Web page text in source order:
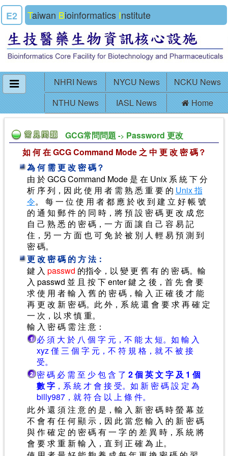
E2 Taiwan Bioinformatics Institute
NHRI News NYCU News
NCKU News
NTHU News
IASL News Home
GCG常問問題 -> Password 更改
如 何 在 GCG Command Mode 之 中 更 改 密 碼？
為 何 需 更 改 密 碼？
由 於 GCG Command Mode 是 在 Unix 系 統 下 分
析 序 列，因 此 使 用 者 需 熟 悉 重 要 的 Unix 指
令。 每 一 位 使 用 者 都 應 於 收 到 建 立 好 帳 號
的 通 知 郵 件 的 同 時，將 預 設 密 碼 更 改 成 您
自 己 熟 悉 的 密 碼，一 方 面 讓 自 己 容 易 記
住，另 一 方 面 也 可 免 於 被 別 人 輕 易 預 測 到
密 碼。
更 改 密 碼 的 方 法：
鍵 入 passwd 的指令，以 變 更 舊 有 的 密 碼。輸
入 passwd 並 且 按 下 enter 鍵 之 後，首 先 會 要
求 使 用 者 輸 入 舊 的 密 碼，輸 入 正 確 後 才 能
再 更 改 新 密 碼。此 外，系 統 還 會 要 求 再 確 定
一 次，以 求 慎 重。
輸 入 密 碼 需 注 意：
必 須 大 於 八 個 字 元，不 能 太 短。如 輸 入
xyz 僅 三 個 字 元，不 符 規 格，就 不 被 接
受。
密 碼 必 需 至 少 包 含 了 2 個 英 文 字 及 1 個
數 字，系 統 才 會 接 受。如 新 密 碼 設 定 為
billy987，就 符 合 以 上 條 件。
此 外 還 須 注 意 的 是，輸 入 新 密 碼 時 螢 幕 並
不 會 有 任 何 顯 示，因 此 當 您 輸 入 的 新 密 碼
與 作 確 定 的 密 碼 有 一 字 的 差 異 時，系 統 將
會 要 求 重 新 輸 入，直 到 正 確 為 止。